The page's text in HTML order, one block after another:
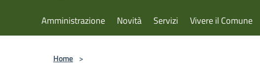
Amministrazione Novità Servizi Vivere il Comune
Home >